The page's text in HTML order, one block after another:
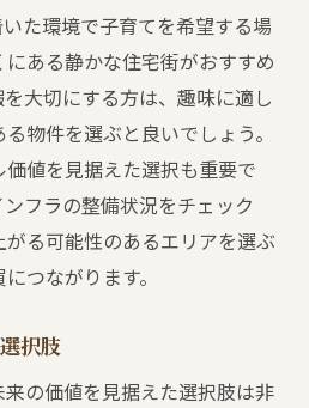
た環境で子育てを希望する場
ある静かな住宅街がおすすめ
大切にする方は、趣味に適し
物件を選ぶと良いでしょう。
値を見据えた選択も重要で
フラの整備状況をチェック
る可能性のあるエリアを選ぶ
つながります。
択肢
の価値を見据えた選択肢は非